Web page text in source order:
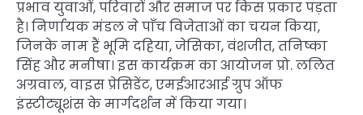
प्रभाव युवाओं, परिवारों और समाज पर किस प्रकार पड़ता
है। निर्णायक मंडल ने पाँच विजेताओं का चयन किया,
जिनके नाम हैं भूमि दहिया, जेसिका, वंशजीत, तनिष्का
सिंह और मनीषा। इस कार्यक्रम का आयोजन प्रो. ललित
अग्रवाल, वाइस प्रेसिडेंट, एमईआरआई ग्रुप ऑफ
इंस्टीट्यूशंस के मार्गदर्शन में किया गया।